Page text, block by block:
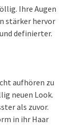
Ihre Augen
stärker hervor
definierter.
aufhören zu
neuen Look.
als zuvor.
in ihr Haar